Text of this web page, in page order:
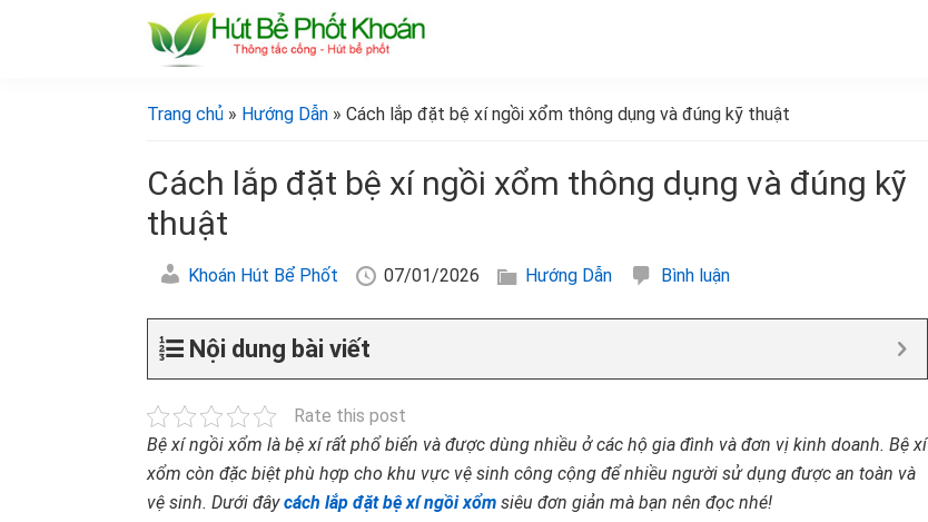
bể
phốt
bể
khoán]
Trang chủ » Hướng Dẫn » Cách lắp đặt bệ xí ngồi xổm thông dụng và đúng kỹ thuật
Cách lắp đặt bệ xí ngồi xổm thông dụng và đúng kỹ
thuật
Khoán Hút Bể Phốt 07/01/2026 Hướng Dẫn Bình luận
Nội dung bài viết
Rate this post
Bệ xí ngồi xổm là bệ xí rất phổ biến và được dùng nhiều ở các hộ gia đình và đơn vị kinh doanh. Bệ xí
xổm còn đặc biệt phù hợp cho khu vực vệ sinh công cộng để nhiều người sử dụng được an toàn và
vệ sinh. Dưới đâycách lắp đặt bệ xí ngồi xổm siêu đơn giản mà bạn nên đọc nhé!